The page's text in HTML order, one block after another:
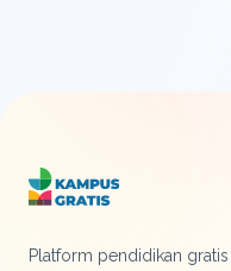
Platform pendidikan